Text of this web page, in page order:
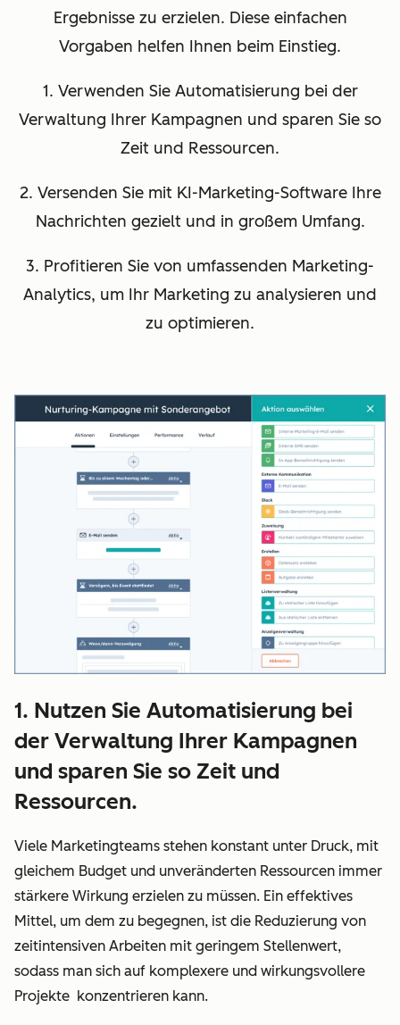
Ergebnisse zu erzielen. Diese einfachen
Vorgaben helfen Ihnen beim Einstieg.
1. Verwenden Sie Automatisierung bei der
Verwaltung Ihrer Kampagnen und sparen Sie so
Zeit und Ressourcen.
2. Versenden Sie mit KI-Marketing-Software Ihre
Nachrichten gezielt und in großem Umfang.
3. Profitieren Sie von umfassenden Marketing-
Analytics, um Ihr Marketing zu analysieren und
zu optimieren.
1. Nutzen Sie Automatisierung bei
der Verwaltung Ihrer Kampagnen
und sparen Sie so Zeit und
Ressourcen.
Viele Marketingteams stehen konstant unter Druck, mit
gleichem Budget und unveränderten Ressourcen immer
stärkere Wirkung erzielen zu müssen. Ein effektives
Mittel, um dem zu begegnen, ist die Reduzierung von
zeitintensiven Arbeiten mit geringem Stellenwert,
sodass man sich auf komplexere und wirkungsvollere
Projekte konzentrieren kann.